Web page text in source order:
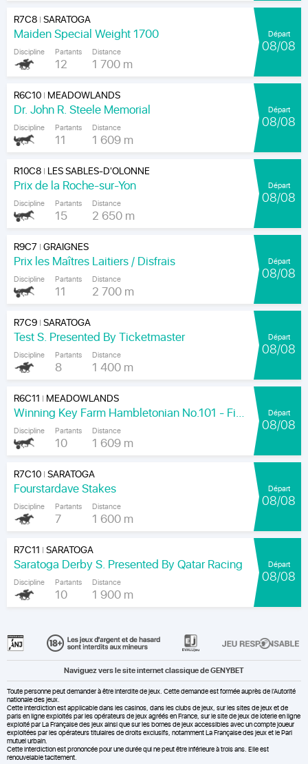
R7C8|SARATOGA
Maiden Special Weight 1700
Discipline Partants
12
Distance
1 700 m
Départ
08/08
R6C10| MEADOWLANDS
Dr. John R. Steele Memorial
Discipline Partants
11
Distance
1 609 m
Départ
08/08
R10C8| LES SABLES-D'OLONNE
Prix de la Roche-sur-Yon
Discipline Partants
15
Distance
2 650 m
Départ
08/08
R9C7 |GRAIGNES
Prix les Maîtres Laitiers / Disfrais
Discipline Partants
11
Distance
2 700 m
Départ
08/08
R7C9|SARATOGA
Test S. Presented By Ticketmaster
Discipline Partants
8
Distance
1 400 m
Départ
08/08
R6C11 | MEADOWLANDS
Winning Key Farm Hambletonian No.101 - Final
Discipline Partants
10
Distance
1 609 m
Départ
08/08
R7C10|SARATOGA
Fourstardave Stakes
Discipline Partants
7
Distance
1 600 m
Départ
08/08
R7C11 |SARATOGA
Saratoga Derby S. Presented By Qatar Racing
Discipline Partants
10
Distance
1 900 m
Départ
08/08
Naviguez vers le site internet classique de GENYBET
Toute personne peut demander à être interdite de jeux. Cette demande est formée auprès de l'Autorité
nationale des jeux.
Cette interdiction est applicable dans les casinos, dans les clubs de jeux, sur les sites de jeux et de
paris en ligne exploités par les opérateurs de jeux agréés en France, sur le site de jeux de loterie en ligne
exploité par La Française des jeux ainsi que sur les bornes de jeux accessibles avec un compte joueur
exploitées par les opérateurs titulaires de droits exclusifs, notamment La Française des jeux et le Pari
mutuel urbain.
Cette interdiction est prononcée pour une durée qui ne peut être inférieure à trois ans. Elle est
renouvelable tacitement.